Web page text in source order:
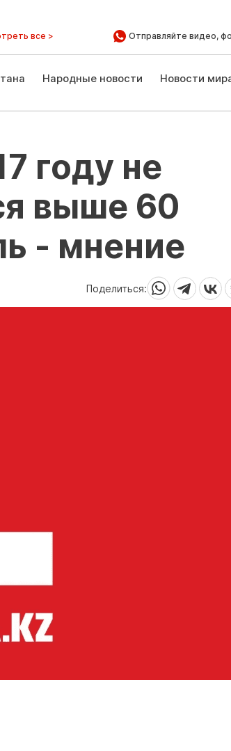
все > Отправляйте видео,
Народные новости Новости
году не
выше 60
- мнение
Поделиться: